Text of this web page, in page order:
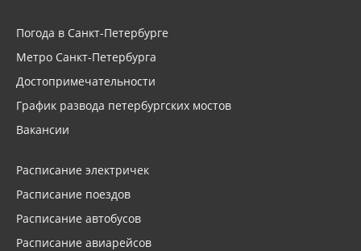
Погода в Санкт-Петербурге
Метро Санкт-Петербурга
Достопримечательности
График развода петербургских мостов
Вакансии
Расписание электричек
Расписание поездов
Расписание автобусов
Расписание авиарейсов